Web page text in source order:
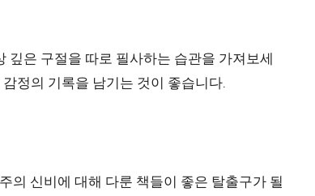
깊은 구절을 따로 필사하는 습관을 가져보세
정의 기록을 남기는 것이 좋습니다.
의 신비에 대해 다룬 책들이 좋은 탈출구가 될